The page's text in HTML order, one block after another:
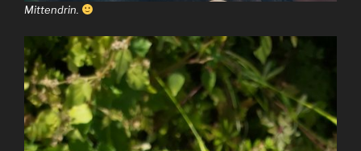
Mittendrin.